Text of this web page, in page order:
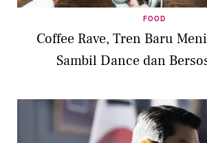
FOOD
Coffee Rave, Tren Baru
Sambil Dance dan